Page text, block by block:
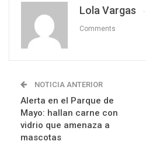
Lola Vargas
Comments
NOTICIA ANTERIOR
Alerta en el Parque de
Mayo: hallan carne con
vidrio que amenaza a
mascotas